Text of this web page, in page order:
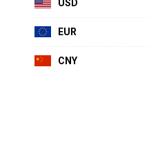
USD
EUR
CNY